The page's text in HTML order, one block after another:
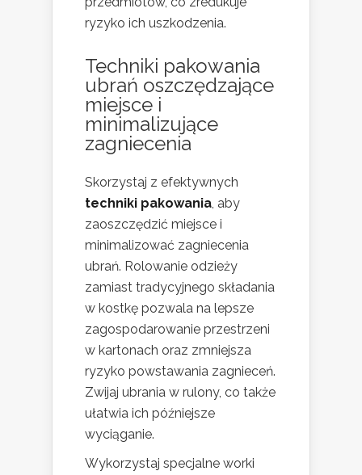
ryzyko ich uszkodzenia.
Techniki pakowania
ubrań oszczędzające
miejsce i
minimalizujące
zagniecenia
Skorzystaj z efektywnych
techniki pakowania, aby
zaoszczędzić miejsce i
minimalizować zagniecenia
ubrań. Rolowanie odzieży
zamiast tradycyjnego składania
w kostkę pozwala na lepsze
zagospodarowanie przestrzeni
w kartonach oraz zmniejsza
ryzyko powstawania zagnieceń.
Zwijaj ubrania w rulony, co także
ułatwia ich późniejsze
wyciąganie.
Wykorzystaj specjalne worki